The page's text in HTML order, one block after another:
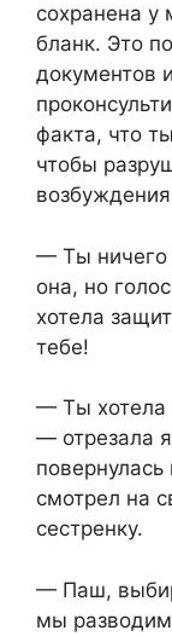
сохранена у
бланк. Это
документов
факта, что
чтобы
— Ты ничего
она, но
хотела
тебе!
— Ты хотела
— отрезала
смотрел на
сестренку.
— Паш,
мы